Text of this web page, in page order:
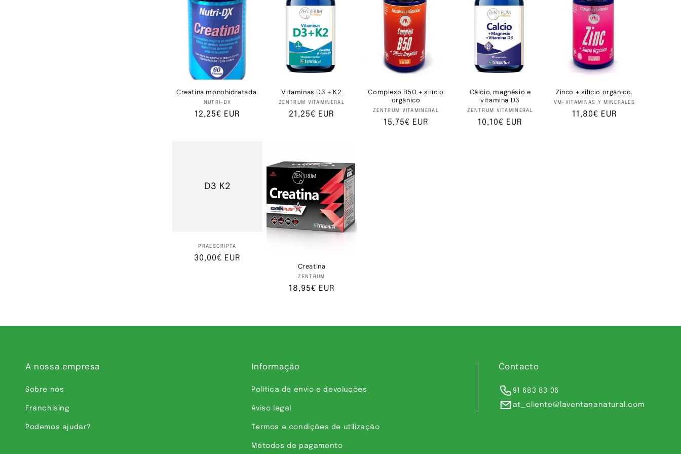
Creatina monohidratada.
Fornecedor:
NUTRI-DX
Preço
12,25€ EUR
Vitaminas D3 + K2
Fornecedor:
ZENTRUM VITAMINERAL
Preço
21,25€ EUR
Complexo B50 + silício
orgânico
Fornecedor:
ZENTRUM VITAMINERAL
Preço
15,75€ EUR
Cálcio, magnésio e
vitamina D3
Fornecedor:
ZENTRUM VITAMINERAL
Preço
10,10€ EUR
Zinco + silício orgânico.
Fornecedor:
VM-VITAMINAS Y MINERALES
Preço
11,80€ EUR
D3 K2
Fornecedor:
PRAESCRIPTA
Preço
30,00€ EUR
Creatina
Fornecedor:
ZENTRUM
Preço
18,95€ EUR
A nossa empresa
Sobre nós
Franchising
Podemos ajudar?
Informação
Política de envio e devoluções
Aviso legal
Termos e condições de utilização
Métodos de pagamento
Contacto
91 683 83 06
at_cliente@laventananatural.com